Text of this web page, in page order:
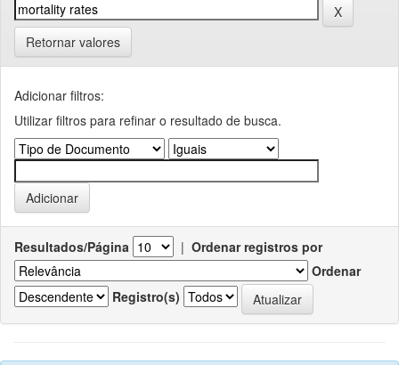
Retornar valores
Adicionar filtros:
Utilizar filtros para refinar o resultado de busca.
Resultados/Página | Ordenar registros por
Ordenar
Registro(s)